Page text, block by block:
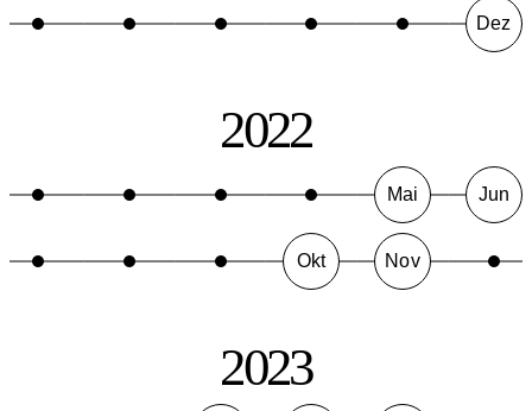
Dez
2022
Mai Jun
Okt Nov
2023